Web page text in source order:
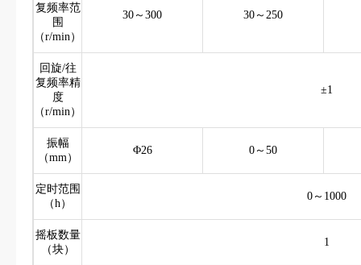
复频率范
围
（r/min）
30～300 30～250
回旋/往
复频率精
度
（r/min）
±1
振幅
（mm）
Φ26 0～50
定时范围
（h）
0～1000
摇板数量
（块）
1